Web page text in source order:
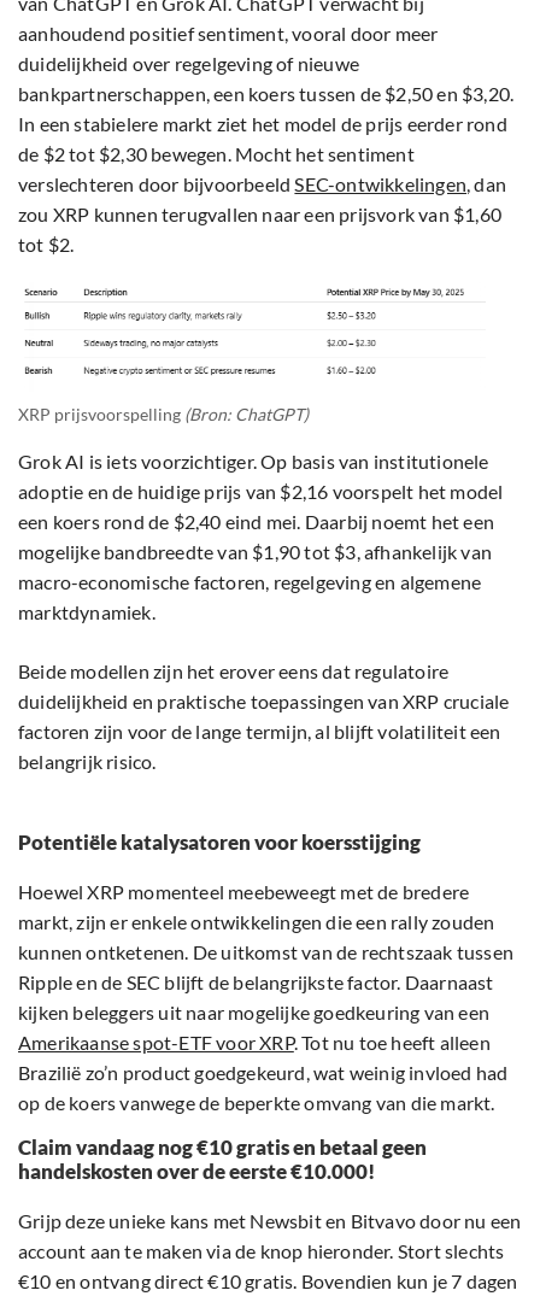
aanhoudend positief sentiment, vooral door meer
duidelijkheid over regelgeving of nieuwe
bankpartnerschappen, een koers tussen de $2,50 en $3,20.
In een stabielere markt ziet het model de prijs eerder rond
de $2 tot $2,30 bewegen. Mocht het sentiment
verslechteren door bijvoorbeeldSEC-ontwikkelingen, dan
zou XRP kunnen terugvallen naar een prijsvork van $1,60
tot $2.
XRP prijsvoorspelling (Bron: ChatGPT)
Grok AI is iets voorzichtiger. Op basis van institutionele
adoptie en de huidige prijs van $2,16 voorspelt het model
een koers rond de $2,40 eind mei. Daarbij noemt het een
mogelijke bandbreedte van $1,90 tot $3, afhankelijk van
macro-economische factoren, regelgeving en algemene
marktdynamiek.
Beide modellen zijn het erover eens dat regulatoire
duidelijkheid en praktische toepassingen van XRP cruciale
factoren zijn voor de lange termijn, al blijft volatiliteit een
belangrijk risico.
Potentiële katalysatoren voor koersstijging
Hoewel XRP momenteel meebeweegt met de bredere
markt, zijn er enkele ontwikkelingen die een rally zouden
kunnen ontketenen. De uitkomst van de rechtszaak tussen
Ripple en de SEC blijft de belangrijkste factor. Daarnaast
kijken beleggers uit naar mogelijke goedkeuring van een
Amerikaanse spot-ETF voor XRP. Tot nu toe heeft alleen
Brazilië zo’n product goedgekeurd, wat weinig invloed had
op de koers vanwege de beperkte omvang van die markt.
Claim vandaag nog €10 gratis en betaal geen
handelskosten over de eerste €10.000!
Grijp deze unieke kans met Newsbit en Bitvavo door nu een
account aan te maken via de knop hieronder. Stort slechts
€10 en ontvang direct €10 gratis. Bovendien kun je 7 dagen